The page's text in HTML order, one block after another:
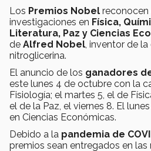
Los Premios Nobel reconocen
investigaciones en Física,
Literatura, Paz y Ciencias
de Alfred Nobel , inventor de
nitroglicerina.
El anuncio de los ganadores
este lunes 4 de octubre con la
Fisiología; el martes 5, el de
el de la Paz, el viernes 8. El
en Ciencias Económicas.
Debido a la pandemia de
premios sean entregados en las